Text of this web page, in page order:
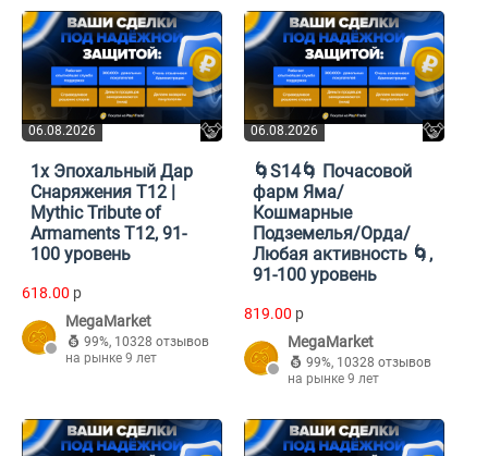
06.08.2026
1x Эпохальный Дар
Снаряжения Т12 |
Mythic Tribute of
Armaments T12, 91-
100 уровень
618.00 p
MegaMarket
99%, 10328 отзывов
на рынке 9 лет
06.08.2026
🌀S14🌀 Почасовой
фарм Яма/
Кошмарные
Подземелья/Орда/
Любая активность 🌀,
91-100 уровень
819.00 p
MegaMarket
99%, 10328 отзывов
на рынке 9 лет